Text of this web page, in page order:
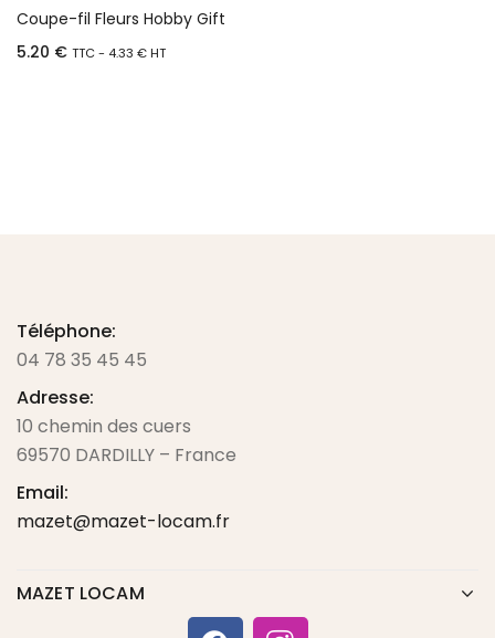
Coupe-fil Fleurs Hobby Gift
5.20 € TTC - 4.33 €HT
Téléphone:
04 78 35 45 45
Adresse:
10 chemin des cuers
69570 DARDILLY – France
Email:
mazet@mazet-locam.fr
MAZET LOCAM